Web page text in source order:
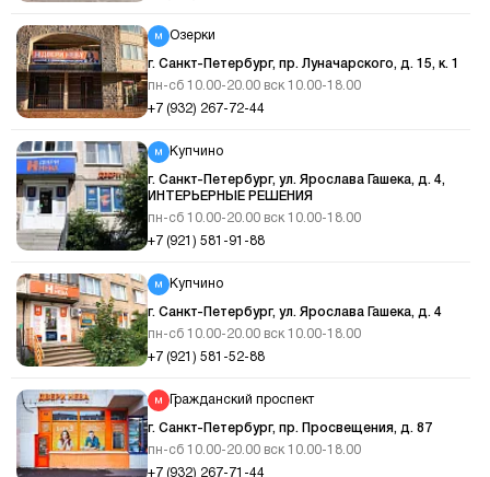
Озерки
г. Санкт-Петербург, пр. Луначарского, д. 15, к. 1
пн-сб 10.00-20.00 вск 10.00-18.00
+7 (932) 267-72-44
Купчино
г. Санкт-Петербург, ул. Ярослава Гашека, д. 4,
ИНТЕРЬЕРНЫЕ РЕШЕНИЯ
пн-сб 10.00-20.00 вск 10.00-18.00
+7 (921) 581-91-88
Купчино
г. Санкт-Петербург, ул. Ярослава Гашека, д. 4
пн-сб 10.00-20.00 вск 10.00-18.00
+7 (921) 581-52-88
Гражданский проспект
г. Санкт-Петербург, пр. Просвещения, д. 87
пн-сб 10.00-20.00 вск 10.00-18.00
+7 (932) 267-71-44